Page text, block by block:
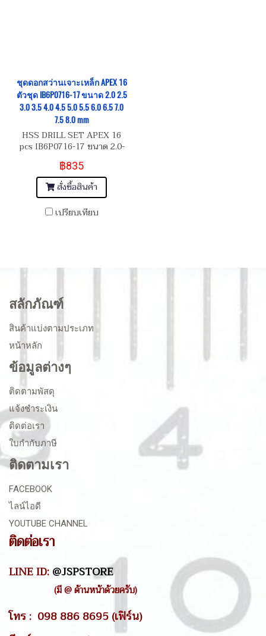
ชุดดอกสว่านเจาะเหล็ก APEX 16
ตัวชุด IB6P0716-17 ขนาด 2.0 2.5
3.0 3.5 4.0 4.5 5.0 5.5 6.0 6.5 7.0
7.5 8.0 mm
HSS DRILL SET APEX 16
pcs IB6P0716-17 ขนาด 2.0-
6.0-6.5-7.0-7.5-8.0 mm
฿835
สั่งซื้อสินค้า
เปรียบเทียบ
สลักภัณฑ์
สินค้าแบ่งตามประเภท
หน้าหลัก
ข้อมูลต่างๆ
ติดตามพัสดุ
แจ้งชำระเงิน
ติดต่อเรา
ใบกำกับภาษี
ติดตามเรา
FACEBOOK
ไลน์ไอดี
YOUTUBE CHANNEL
ติดต่อเรา
LINE ID:@JSPSTORE
(มี @ ด้านหน้าด้วยครับ)
โทร : 098 886 8695 (เฟิร์น)